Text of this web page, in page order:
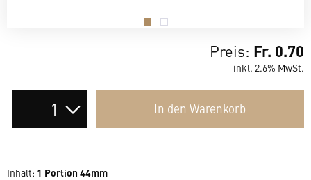
. .
Preis: Fr. 0.70
inkl. 2.6% MwSt.
In den Warenkorb
Inhalt: 1 Portion 44mm